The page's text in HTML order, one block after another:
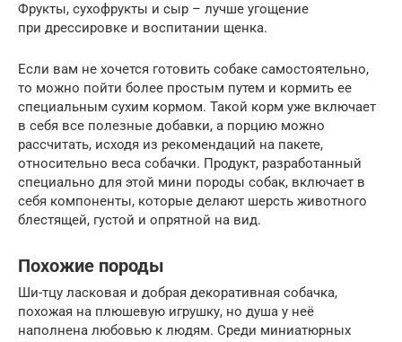
Фрукты, сухофрукты и сыр – лучше угощение
при дрессировке и воспитании щенка.
Если вам не хочется готовить собаке самостоятельно,
то можно пойти более простым путем и кормить ее
специальным сухим кормом. Такой корм уже включает
в себя все полезные добавки, а порцию можно
рассчитать, исходя из рекомендаций на пакете,
относительно веса собачки. Продукт, разработанный
специально для этой мини породы собак, включает в
себя компоненты, которые делают шерсть животного
блестящей, густой и опрятной на вид.
Похожие породы
Ши-тцу ласковая и добрая декоративная собачка,
похожая на плюшевую игрушку, но душа у неё
наполнена любовью к людям. Среди миниатюрных